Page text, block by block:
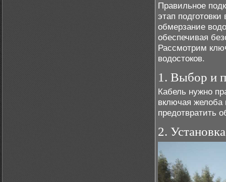
Правильное
этап
обмерзание
обеспечивая
Рассмотрим
водостоков.
1. Выбор и
Кабель нужно
включая желоба
предотвратить
2.